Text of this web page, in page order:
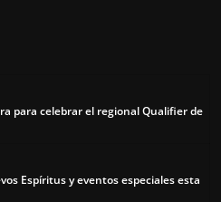
para celebrar el regional Qualifier de
Espíritus y eventos especiales esta